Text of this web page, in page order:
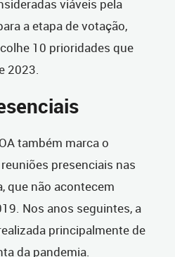
viáveis pela
a etapa de votação,
10 prioridades que
2023.
também marca o
presenciais nas
que não acontecem
Nos anos seguintes, a
principalmente de
da pandemia.